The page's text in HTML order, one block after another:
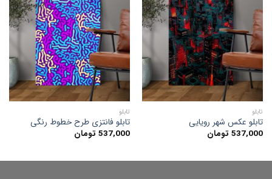
افزودن
به
علاقه
مندی
تابلو
تابلو عکس شهر رویایی
537,000 تومان
افزودن
به
علاقه
مندی
تابلو
تابلو فانتزی طرح خطوط رنگی
537,000 تومان